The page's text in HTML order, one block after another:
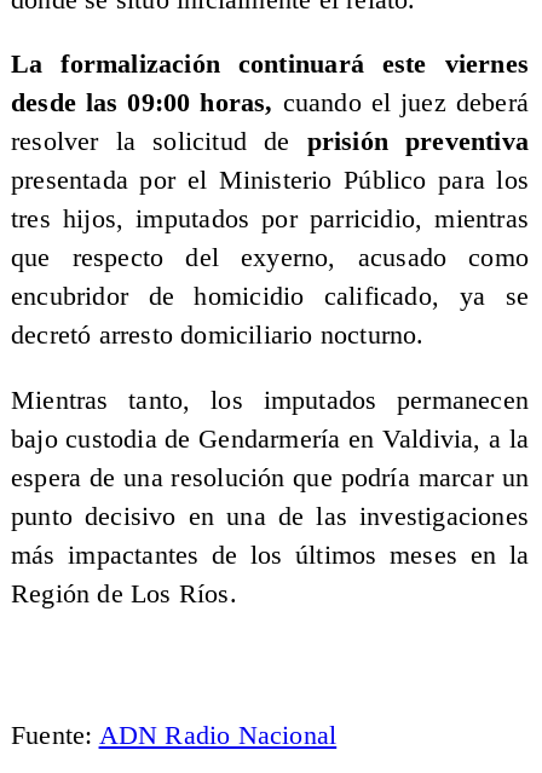
La formalización continuará este viernes
desde las 09:00 horas, cuando el juez deberá
resolver la solicitud de prisión preventiva
presentada por el Ministerio Público para los
tres hijos, imputados por parricidio, mientras
que respecto del exyerno, acusado como
encubridor de homicidio calificado, ya se
decretó arresto domiciliario nocturno.
Mientras tanto, los imputados permanecen
bajo custodia de Gendarmería en Valdivia, a la
espera de una resolución que podría marcar un
punto decisivo en una de las investigaciones
más impactantes de los últimos meses en la
Región de Los Ríos.
Fuente: ADN Radio Nacional